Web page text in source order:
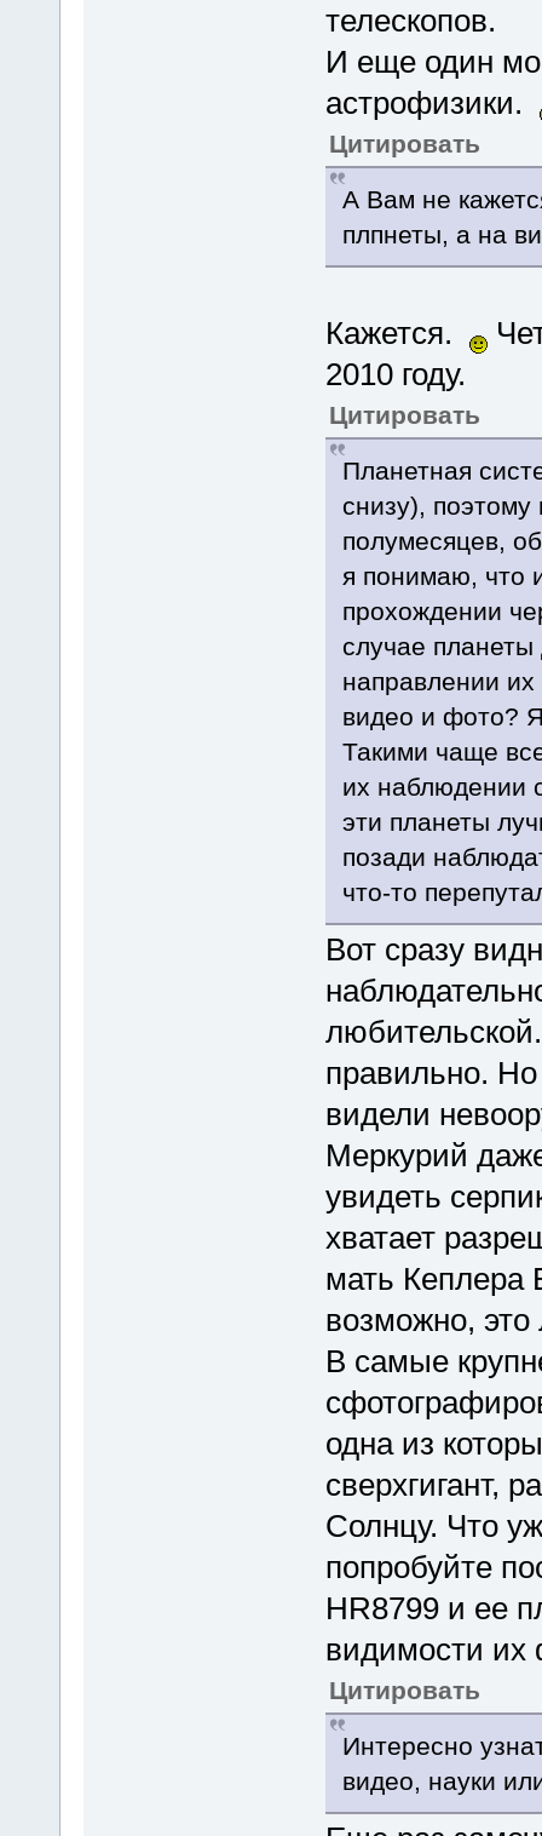
телескопов.
И еще один
астрофизики.
Цитировать
А Вам не
плпнеты, а на
Кажется.
2010 году.
Цитировать
Планетная
снизу),
полумесяцев,
я понимаю, что
прохождении
случае
направлении
видео и фото?
Такими чаще
их наблюдении
эти планеты
позади
что-то
Вот сразу
правильно.
видели
Меркурий
увидеть
хватает
мать Кеплера
возможно, это
В самые
одна из
сверхгигант,
Солнцу. Что
попробуйте
HR8799 и ее
видимости их
Цитировать
Интересно
видео, науки